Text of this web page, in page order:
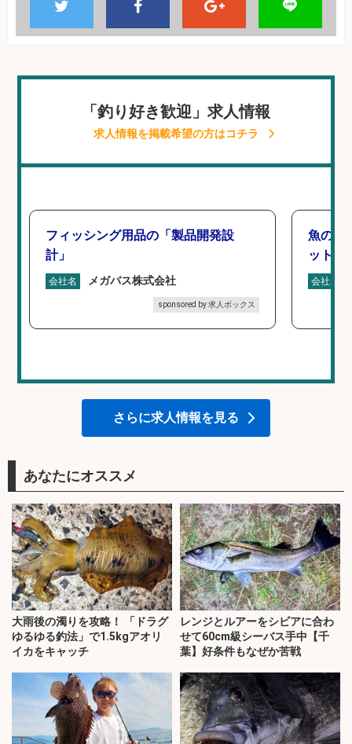
「釣り好き歓迎」求人情報
求人情報を掲載希望の方はコチラ
フィッシング用品の「製品開発設
計」
会社名 メガバス株式会社
sponsored by 求人ボックス
魚の「
ットを
会社名
さらに求人情報を見る
あなたにオススメ
大雨後の濁りを攻略！ 「ドラグ
ゆるゆる釣法」で1.5kgアオリ
イカをキャッチ
レンジとルアーをシビアに合わ
せて60cm級シーバス手中【千
葉】好条件もなぜか苦戦